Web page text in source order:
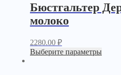
Бюстгальтер
молоко
2280.00 ₽
Выберите параметры